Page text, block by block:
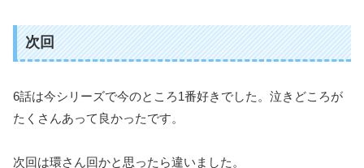
次回
6話は今シリーズで今のところ1番好きでした。泣きどころが
たくさんあって良かったです。
次回は環さん回かと思ったら違いました。